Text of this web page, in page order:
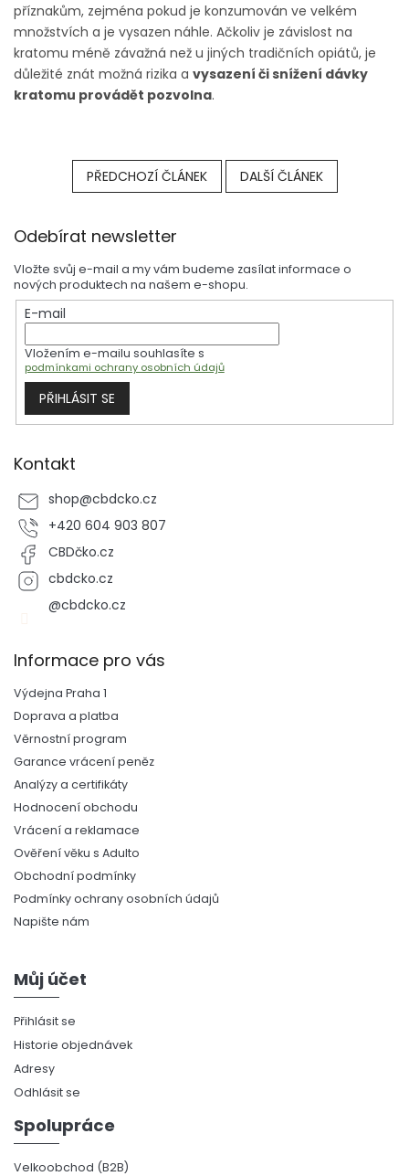
příznakům, zejména pokud je konzumován ve velkém
množstvích a je vysazen náhle. Ačkoliv je závislost na
kratomu méně závažná než u jiných tradičních opiátů, je
důležité znát možná rizika a vysazení či snížení dávky
kratomu provádět pozvolna.
PŘEDCHOZÍ ČLÁNEK DALŠÍ ČLÁNEK
Odebírat newsletter
Vložte svůj e-mail a my vám budeme zasílat informace o
nových produktech na našem e-shopu.
E-mail
Vložením e-mailu souhlasíte s
podmínkami ochrany osobních údajů
PŘIHLÁSIT SE
Kontakt
shop@cbdcko.cz
+420 604 903 807
CBDčko.cz
cbdcko.cz
@cbdcko.cz
Informace pro vás
Výdejna Praha 1
Doprava a platba
Věrnostní program
Garance vrácení peněz
Analýzy a certifikáty
Hodnocení obchodu
Vrácení a reklamace
Ověření věku s Adulto
Obchodní podmínky
Podmínky ochrany osobních údajů
Napište nám
Můj účet
Přihlásit se
Historie objednávek
Adresy
Odhlásit se
Spolupráce
Velkoobchod (B2B)